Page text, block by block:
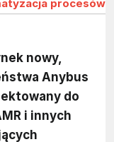
procesów
nowy,
Anybus
do
i innych